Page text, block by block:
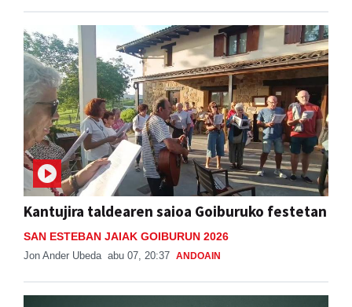
Kantujira taldearen saioa Goiburuko festetan
SAN ESTEBAN JAIAK GOIBURUN 2026
Jon Ander Ubeda abu 07, 20:37 ANDOAIN